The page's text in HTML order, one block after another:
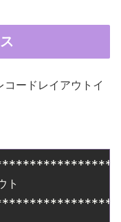
ードレイアウトイ
**********
ト
**********